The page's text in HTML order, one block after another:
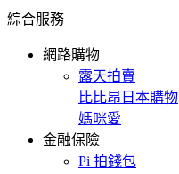
綜合服務
網路購物
露天拍賣
比比昂日本購物
媽咪愛
金融保險
Pi 拍錢包